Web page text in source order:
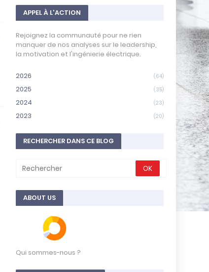
APPEL À L'ACTION
Rejoignez la communauté pour ne rien
manquer de nos analyses sur le leadership,
la motivation et l'ingénierie électrique.
2026 (64)
2025 (35)
2024 (23)
2023 (20)
RECHERCHER DANS CE BLOG
ABOUT US
Qui sommes-nous ?